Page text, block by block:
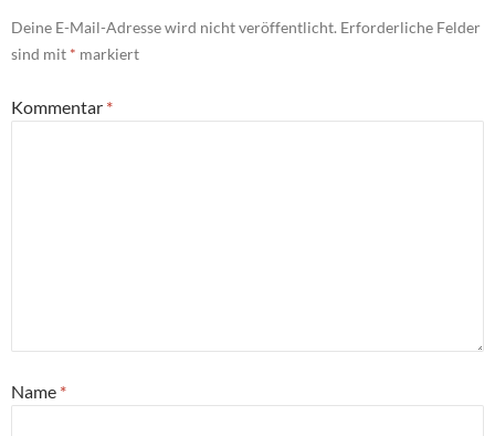
Deine E-Mail-Adresse wird nicht veröffentlicht. Erforderliche Felder
sind mit * markiert
Kommentar *
Name *